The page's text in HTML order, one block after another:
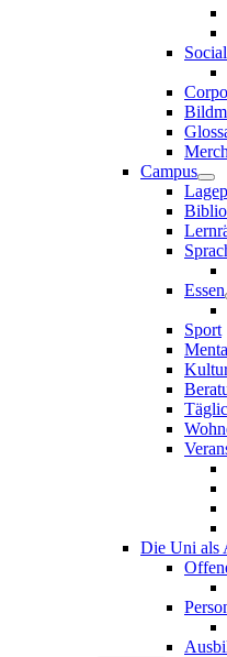
Campus
Essen
Sport
Die Uni als